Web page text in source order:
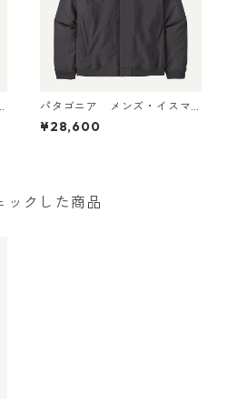
パタゴニア メンズ・イスマ
ス・デック・ジャケット (カ
ラー Ink Black) Patagonia M
¥28,600
ックした商品